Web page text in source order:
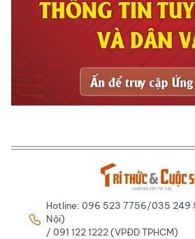
Hotline: 096 523 7756/035 249
Nội)
/ 091 122 1222 (VPĐD TPHCM)